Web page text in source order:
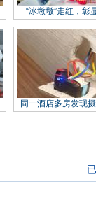
“冰墩墩”走红，彰
同一酒店多房发现